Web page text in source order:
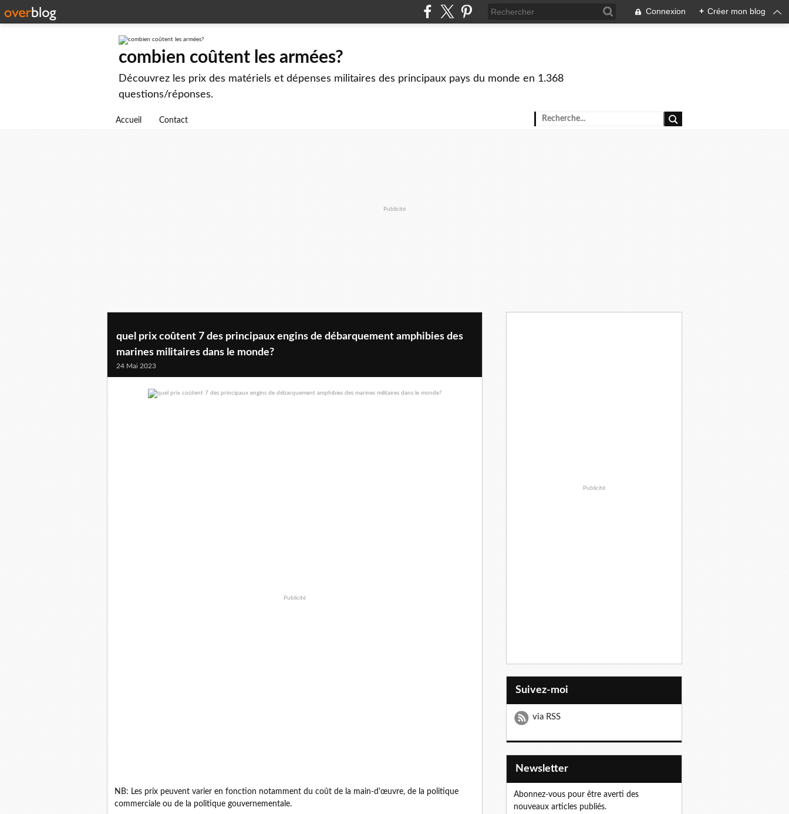
Connexion + Créer mon blog
combien coûtent les armées?
Découvrez les prix des matériels et dépenses militaires des principaux pays du monde en 1.368
questions/réponses.
Accueil Contact
Publicité
quel prix coûtent 7 des principaux engins de débarquement amphibies des
marines militaires dans le monde?
24 Mai 2023
Publicité
NB: Les prix peuvent varier en fonction notamment du coût de la main-d'œuvre, de la politique
commerciale ou de la politique gouvernementale.
Publicité
Suivez-moi
via RSS
Newsletter
Abonnez-vous pour être averti des
nouveaux articles publiés.